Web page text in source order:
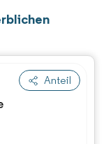
Anteil